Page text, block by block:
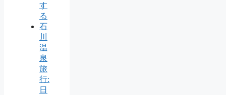
す
る
石
川
温
泉
旅
行:
日